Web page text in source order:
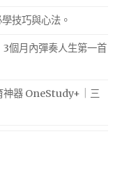
技巧與心法。
3個月內彈奏人生第一首
神器 OneStudy+｜三